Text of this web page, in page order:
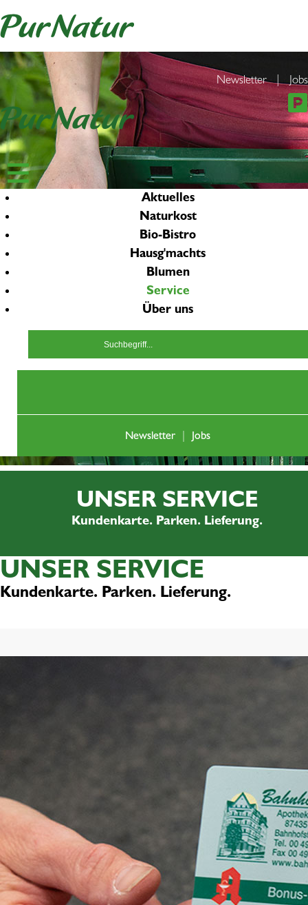
Newsletter|Jobs
Aktuelles
Naturkost
Bio-Bistro
Hausg'machts
Blumen
Service
Über uns
Newsletter Jobs
UNSER SERVICE
Kundenkarte. Parken. Lieferung.
UNSER SERVICE
Kundenkarte. Parken. Lieferung.